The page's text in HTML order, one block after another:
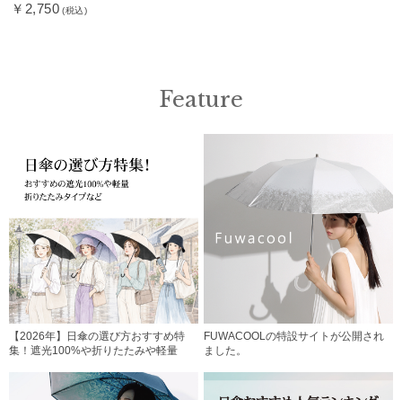
￥2,750 (税込)
Feature
【2026年】日傘の選び方おすすめ特
集！遮光100%や折りたたみや軽量
FUWACOOLの特設サイトが公開され
ました。